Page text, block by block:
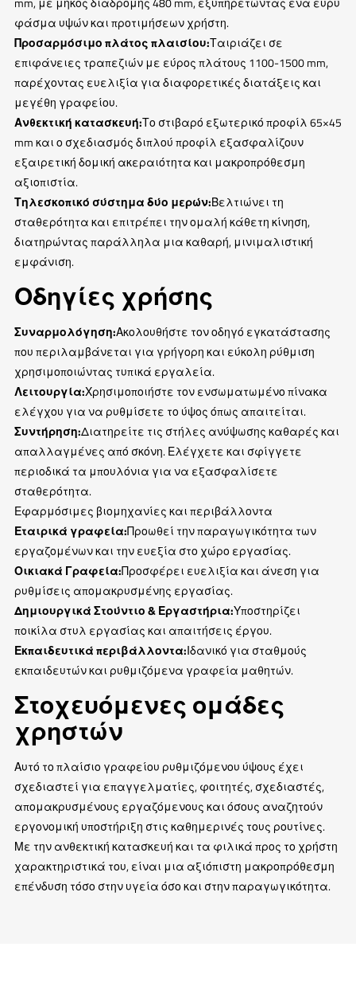
φάσμα υψών και προτιμήσεων χρήστη.
Προσαρμόσιμο πλάτος πλαισίου:Ταιριάζει σε
επιφάνειες τραπεζιών με εύρος πλάτους 1100-1500 mm,
παρέχοντας ευελιξία για διαφορετικές διατάξεις και
μεγέθη γραφείου.
Ανθεκτική κατασκευή:Το στιβαρό εξωτερικό προφίλ 65×45
mm και ο σχεδιασμός διπλού προφίλ εξασφαλίζουν
εξαιρετική δομική ακεραιότητα και μακροπρόθεσμη
αξιοπιστία.
Τηλεσκοπικό σύστημα δύο μερών:Βελτιώνει τη
σταθερότητα και επιτρέπει την ομαλή κάθετη κίνηση,
διατηρώντας παράλληλα μια καθαρή, μινιμαλιστική
εμφάνιση.
Οδηγίες χρήσης
Συναρμολόγηση:Ακολουθήστε τον οδηγό εγκατάστασης
που περιλαμβάνεται για γρήγορη και εύκολη ρύθμιση
χρησιμοποιώντας τυπικά εργαλεία.
Λειτουργία:Χρησιμοποιήστε τον ενσωματωμένο πίνακα
ελέγχου για να ρυθμίσετε το ύψος όπως απαιτείται.
Συντήρηση:Διατηρείτε τις στήλες ανύψωσης καθαρές και
απαλλαγμένες από σκόνη. Ελέγχετε και σφίγγετε
περιοδικά τα μπουλόνια για να εξασφαλίσετε
σταθερότητα.
Εφαρμόσιμες βιομηχανίες και περιβάλλοντα
Εταιρικά γραφεία:Προωθεί την παραγωγικότητα των
εργαζομένων και την ευεξία στο χώρο εργασίας.
Οικιακά Γραφεία:Προσφέρει ευελιξία και άνεση για
ρυθμίσεις απομακρυσμένης εργασίας.
Δημιουργικά Στούντιο & Εργαστήρια:Υποστηρίζει
ποικίλα στυλ εργασίας και απαιτήσεις έργου.
Εκπαιδευτικά περιβάλλοντα:Ιδανικό για σταθμούς
εκπαιδευτών και ρυθμιζόμενα γραφεία μαθητών.
Στοχευόμενες ομάδες
χρηστών
Αυτό το πλαίσιο γραφείου ρυθμιζόμενου ύψους έχει
σχεδιαστεί για επαγγελματίες, φοιτητές, σχεδιαστές,
απομακρυσμένους εργαζόμενους και όσους αναζητούν
εργονομική υποστήριξη στις καθημερινές τους ρουτίνες.
Με την ανθεκτική κατασκευή και τα φιλικά προς το χρήστη
χαρακτηριστικά του, είναι μια αξιόπιστη μακροπρόθεσμη
επένδυση τόσο στην υγεία όσο και στην παραγωγικότητα.